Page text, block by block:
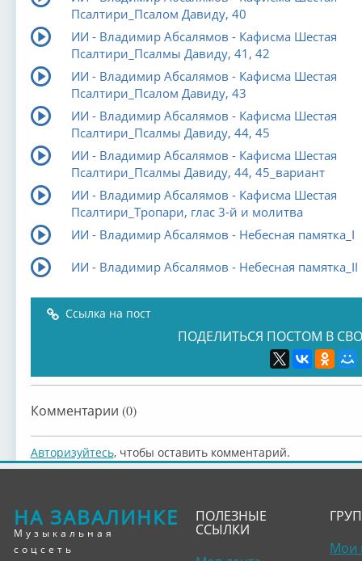
Псалтири_Псалом Давиду, 40
ИИ - Владимир Абсалямов - Кафисма Шестая
Псалтири_Псалмы Давиду, 41, 42
ИИ - Владимир Абсалямов - Кафисма Шестая
Псалтири_Псалом Давиду, 43
ИИ - Владимир Абсалямов - Кафисма Шестая
Псалтири_Псалмы Давиду, 44, 45
ИИ - Владимир Абсалямов - Кафисма Шестая
Псалтири_Псалмы Давиду, 44, 45_вариант
ИИ - Владимир Абсалямов - Кафисма Шестая
Псалтири_Тропари, глас 3-й и молитва
ИИ - Владимир Абсалямов - Небесная памятка_I
ИИ - Владимир Абсалямов - Небесная памятка_II
Ссылка на пост
ПОДЕЛИТЬСЯ ПОСТОМ В
Комментарии (0)
Авторизуйтесь, чтобы оставить комментарий.
НА ЗАВАЛИНКЕ
Музыкальная
соцсеть
ПОЛЕЗНЫЕ
ССЫЛКИ
Мои